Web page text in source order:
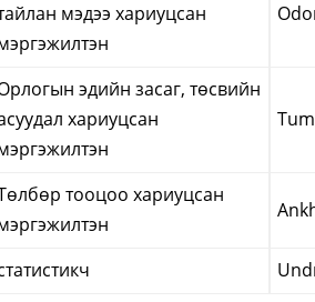
мэдээ хариуцсан
эдийн засаг, төсвийн
хариуцсан
тооцоо хариуцсан